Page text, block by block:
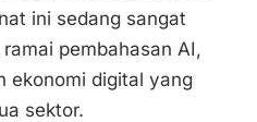
ini sedang sangat
pembahasan AI,
ekonomi digital yang
sektor.